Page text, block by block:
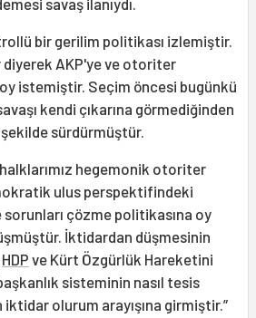
savaş ilanıydı.
bir gerilim politikası izlemiştir.
diyerek AKP'ye ve otoriter
istemiştir. Seçim öncesi bugünkü
kendi çıkarına görmediğinden
sürdürmüştür.
hegemonik otoriter
ulus perspektifindeki
çözme politikasına oy
İktidardan düşmesinin
HDP ve Kürt Özgürlük Hareketini
sisteminin nasıl tesis
iktidar olurum arayışına girmiştir.”